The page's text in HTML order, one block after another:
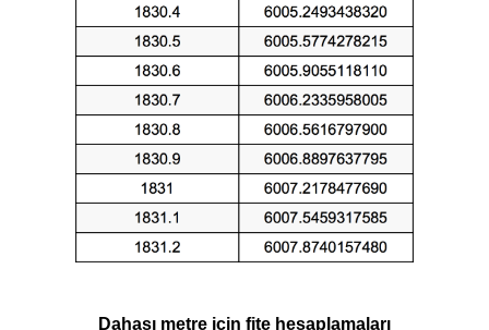
Dahası metre için fite hesaplamaları